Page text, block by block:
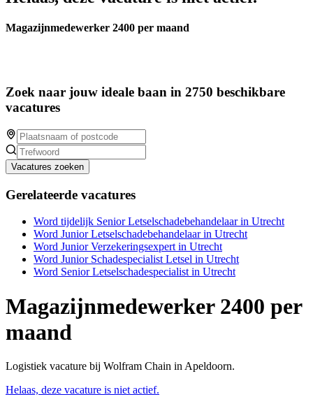
Magazijnmedewerker 2400 per maand
Zoek naar jouw ideale baan in 2750 beschikbare
vacatures
Vacatures zoeken
Gerelateerde vacatures
Word tijdelijk Senior Letselschadebehandelaar in Utrecht
Word Junior Letselschadebehandelaar in Utrecht
Word Junior Verzekeringsexpert in Utrecht
Word Junior Schadespecialist Letsel in Utrecht
Word Senior Letselschadespecialist in Utrecht
Magazijnmedewerker 2400 per
maand
Logistiek vacature bij Wolfram Chain in Apeldoorn.
Helaas, deze vacature is niet actief.